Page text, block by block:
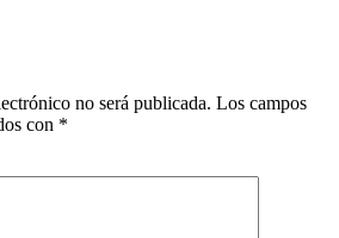
no será publicada. Los campos
con *